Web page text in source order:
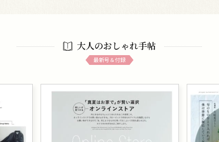
大人のおしゃれ手帖
最新号＆付録